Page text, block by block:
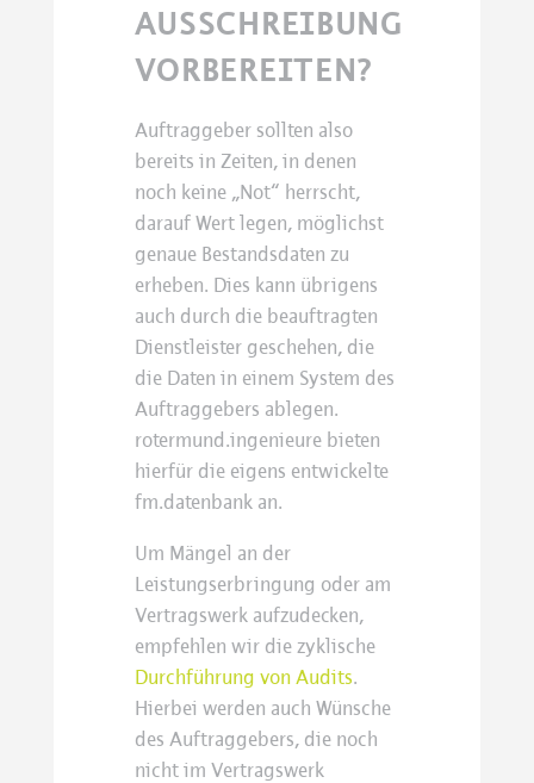
AUSSCHREIBUNG
VORBEREITEN?
Auftraggeber sollten also
bereits in Zeiten, in denen
noch keine „Not“ herrscht,
darauf Wert legen, möglichst
genaue Bestandsdaten zu
erheben. Dies kann übrigens
auch durch die beauftragten
Dienstleister geschehen, die
die Daten in einem System des
Auftraggebers ablegen.
rotermund.ingenieure bieten
hierfür die eigens entwickelte
fm.datenbank an.
Um Mängel an der
Leistungserbringung oder am
Vertragswerk aufzudecken,
empfehlen wir die zyklische
Durchführung von Audits.
Hierbei werden auch Wünsche
des Auftraggebers, die noch
nicht im Vertragswerk